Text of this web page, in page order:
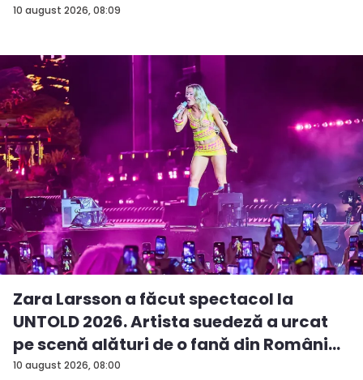
10 august 2026, 08:09
10 august 2026, 08:00
Zara Larsson a făcut spectacol la
UNTOLD 2026. Artista suedeză a urcat
pe scenă alături de o fană din Români...